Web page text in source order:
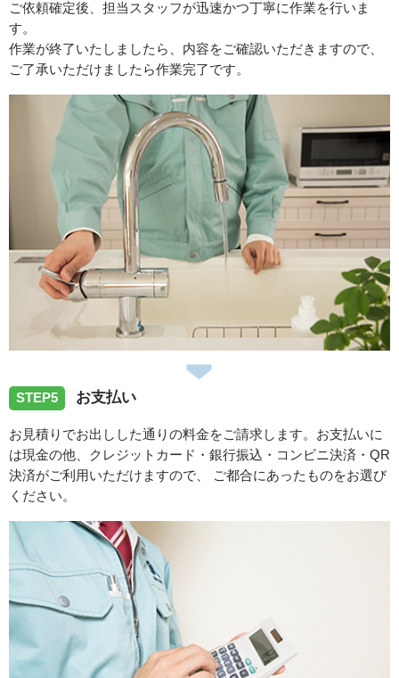
ご依頼確定後、担当スタッフが迅速かつ丁寧に作業を行いま
す。
作業が終了いたしましたら、内容をご確認いただきますので、
ご了承いただけましたら作業完了です。
STEP5 お支払い
お見積りでお出しした通りの料金をご請求します。お支払いに
は現金の他、クレジットカード・銀行振込・コンビニ決済・QR
決済がご利用いただけますので、 ご都合にあったものをお選び
ください。